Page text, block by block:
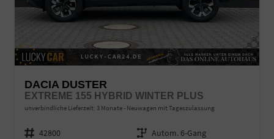
DACIA DUSTER
EXTREME 155 HYBRID WINTER PLUS
unverbindliche Lieferzeit: 3 Monate Neuwagen mit Tageszulassung
Fahrzeugnr. 42800 Getriebe Autom. 6-Gang